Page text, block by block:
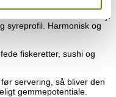
En meget behagelig
er højt
syreprofil. Harmonisk og
fiskeretter, sushi og
servering, så bliver den
gemmepotentiale.